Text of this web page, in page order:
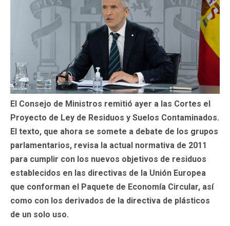
El Consejo de Ministros remitió ayer a las Cortes el
Proyecto de Ley de Residuos y Suelos Contaminados.
El texto, que ahora se somete a debate de los grupos
parlamentarios, revisa la actual normativa de 2011
para cumplir con los nuevos objetivos de residuos
establecidos en las directivas de la Unión Europea
que conforman el Paquete de Economía Circular, así
como con los derivados de la directiva de plásticos
de un solo uso.